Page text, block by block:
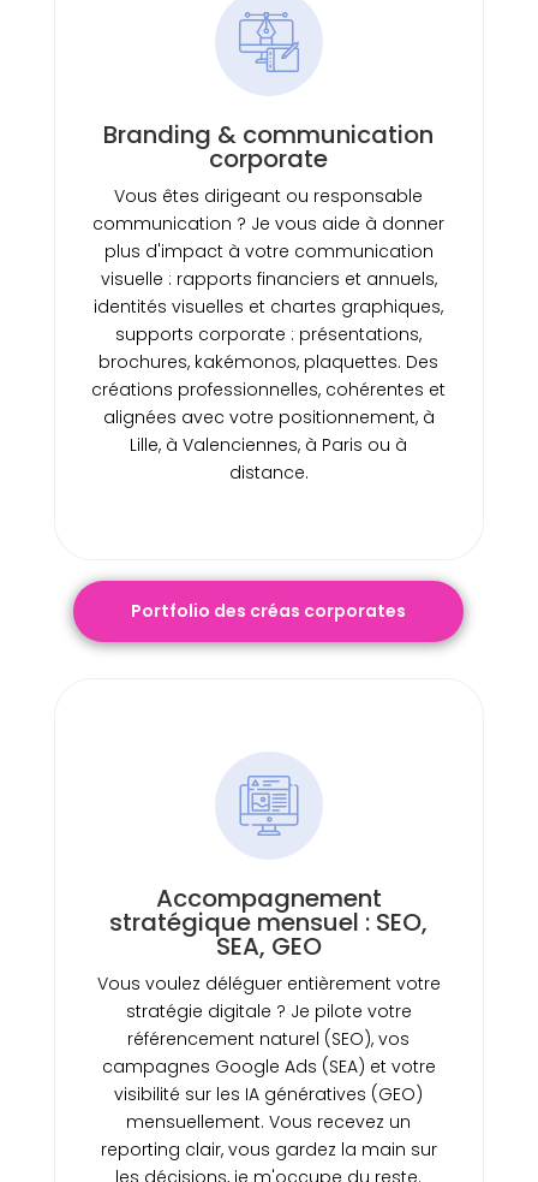
Branding & communication
corporate
Vous êtes dirigeant ou responsable
communication ? Je vous aide à donner
plus d'impact à votre communication
visuelle : rapports financiers et annuels,
identités visuelles et chartes graphiques,
supports corporate : présentations,
brochures, kakémonos, plaquettes. Des
créations professionnelles, cohérentes et
alignées avec votre positionnement, à
Lille, à Valenciennes, à Paris ou à
distance.
Portfolio des créas corporates
Accompagnement
stratégique mensuel : SEO,
SEA, GEO
Vous voulez déléguer entièrement votre
stratégie digitale ? Je pilote votre
référencement naturel (SEO), vos
campagnes Google Ads (SEA) et votre
visibilité sur les IA génératives (GEO)
mensuellement. Vous recevez un
reporting clair, vous gardez la main sur
les décisions, je m'occupe du reste.